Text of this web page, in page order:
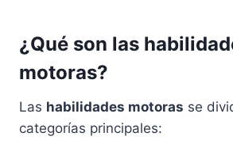
¿Qué son las
motoras?
Las habilidades motoras se
categorías principales: